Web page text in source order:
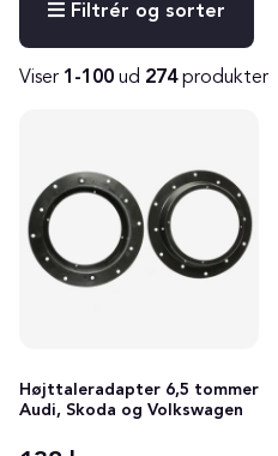
Filtrér og sorter
Viser 1-100 ud 274produkter
Højttaleradapter 6,5 tommer
Audi, Skoda og Volkswagen